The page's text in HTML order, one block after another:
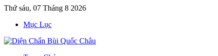
Thứ sáu, 07 Tháng 8 2026
Mục Lục